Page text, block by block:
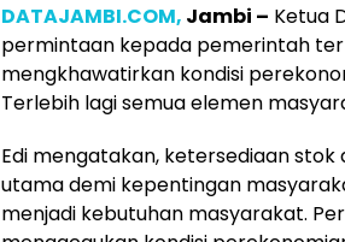
DATAJAMBI.COM, Jambi – Ketua
permintaan kepada pemerintah
mengkhawatirkan kondisi
Terlebih lagi semua elemen
Edi mengatakan, ketersediaan
utama demi kepentingan
menjadi kebutuhan masyarakat.